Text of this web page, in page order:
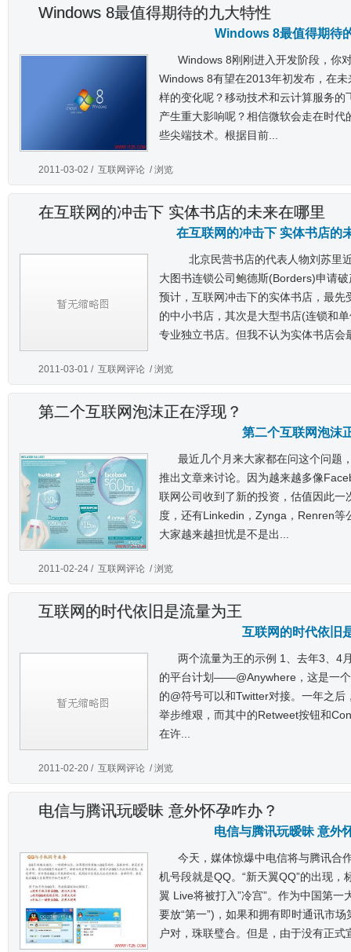
Windows 8最值得期待的九大特性
Windows 8最值得期待
Windows 8刚刚进入开发阶段，你
Windows 8有望在2013年初发布，在
样的变化呢？移动技术和云计算服务
产生重大影响呢？相信微软会走在时
些尖端技术。根据目前...
2011-03-02 / 互联网评论 / 浏览
在互联网的冲击下 实体书店的未来在哪里
在互联网的冲击下 实体书店的
北京民营书店的代表人物刘苏里
大图书连锁公司鲍德斯(Borders)申请
预计，互联网冲击下的实体书店，最先
的中小书店，其次是大型书店(连锁和
专业独立书店。但我不认为实体书店会
2011-03-01 / 互联网评论 / 浏览
第二个互联网泡沫正在浮现？
第二个互联网泡沫
最近几个月来大家都在问这个问题
推出文章来讨论。因为越来越多像
联网公司收到了新的投资，估值因此一
度，还有Linkedin，Zynga，Renren等
大家越来越担忧是不是出...
2011-02-24 / 互联网评论 / 浏览
互联网的时代依旧是流量为王
互联网的时代依旧
两个流量为王的示例 1、去年3、4
的平台计划——@Anywhere，这是一
的@符号可以和Twitter对接。一年之
举步维艰，而其中的Retweet按钮和
在许...
2011-02-20 / 互联网评论 / 浏览
电信与腾讯玩暧昧 意外怀孕咋办？
电信与腾讯玩暧昧 意外
今天，媒体惊爆中电信将与腾讯合
机号段就是QQ。“新天翼QQ”的出现，
翼 Live将被打入”冷宫”。作为中国第
要放“第一”)，如果和拥有即时通讯市
户对，珠联璧合。但是，由于没有正式